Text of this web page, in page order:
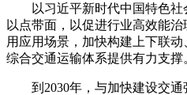
以习近平新时代中国特色
以点带面，以促进行业高效能
用应用场景，加快构建上下联
综合交通运输体系提供有力支撑
到2030年，与加快建设交